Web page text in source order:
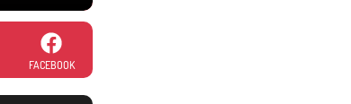
FACEBOOK